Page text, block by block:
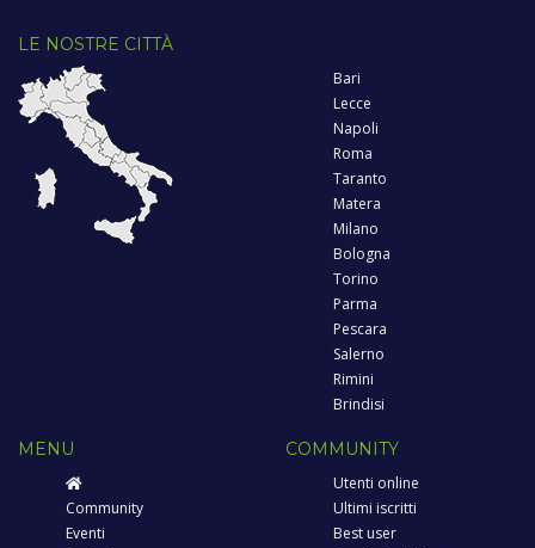
LE NOSTRE CITTÀ
Bari
Lecce
Napoli
Roma
Taranto
Matera
Milano
Bologna
Torino
Parma
Pescara
Salerno
Rimini
Brindisi
MENU
Community
Eventi
COMMUNITY
Utenti online
Ultimi iscritti
Best user